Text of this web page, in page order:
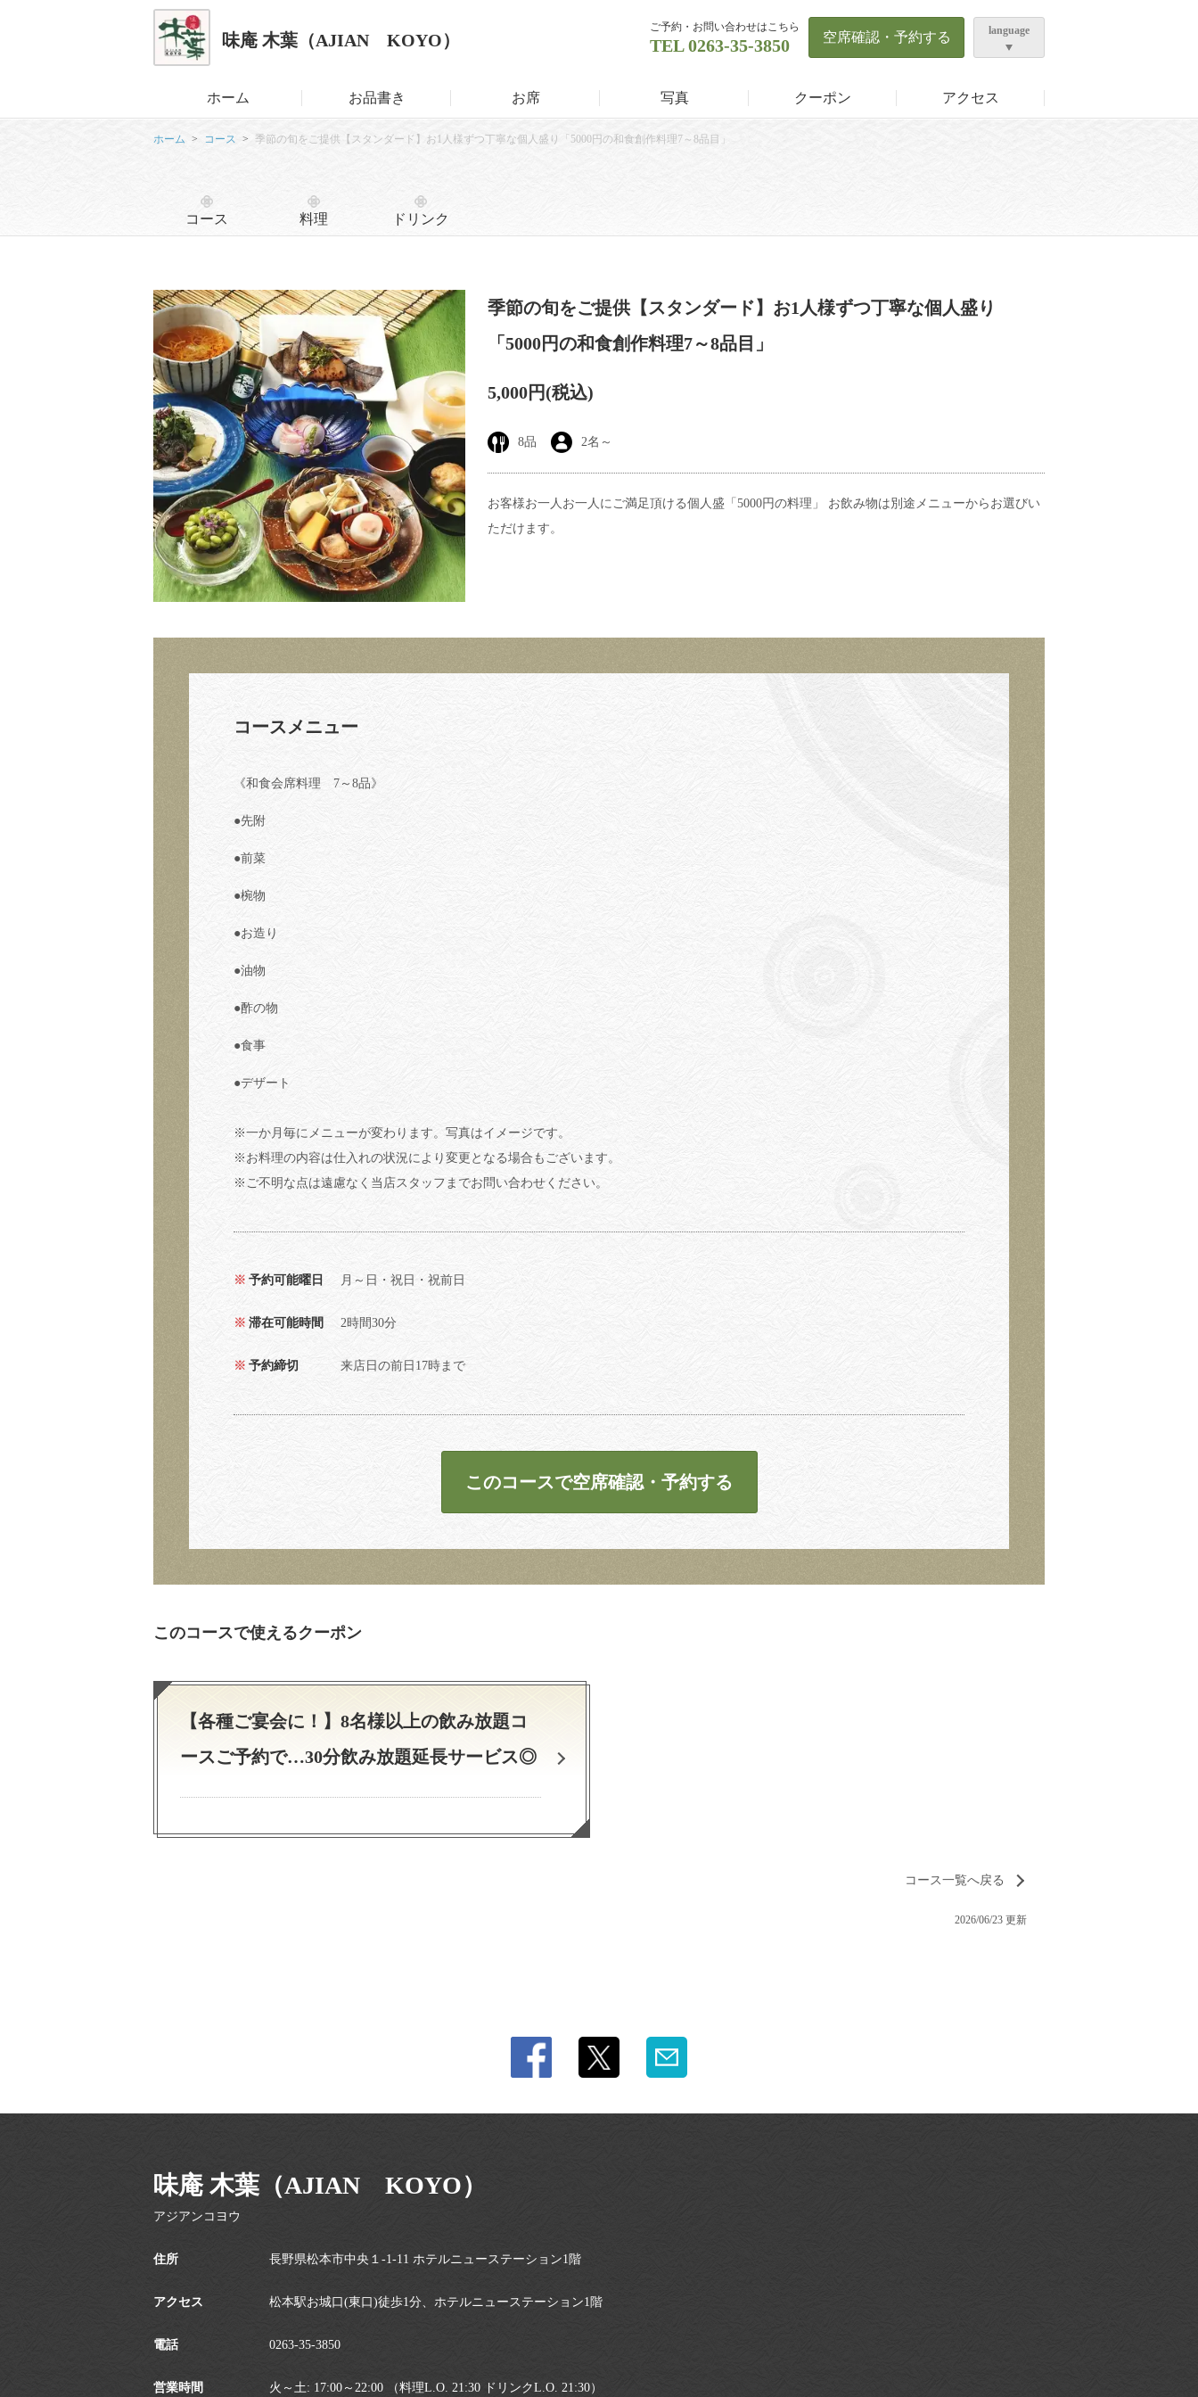
味庵 木葉（AJIAN KOYO）
ご予約・お問い合わせはこちら
TEL0263-35-3850 空席確認・予約する language
ホーム お品書き お席 写真 クーポン アクセス
ホーム コース 季節の旬をご提供【スタンダード】お1人様ずつ丁寧な個人盛り「5000円の和食創作料理7～8品目」
コース 料理 ドリンク
季節の旬をご提供【スタンダード】お1人様ずつ丁寧な個人盛り
「5000円の和食創作料理7～8品目」
5,000円(税込)
8品 2名～
お客様お一人お一人にご満足頂ける個人盛「5000円の料理」 お飲み物は別途メニューからお選びい
ただけます。
コースメニュー
《和食会席料理 7～8品》
●先附
●前菜
●椀物
●お造り
●油物
●酢の物
●食事
●デザート
※一か月毎にメニューが変わります。写真はイメージです。
※お料理の内容は仕入れの状況により変更となる場合もございます。
※ご不明な点は遠慮なく当店スタッフまでお問い合わせください。
予約可能曜日 月～日・祝日・祝前日
滞在可能時間 2時間30分
予約締切 来店日の前日17時まで
このコースで空席確認・予約する
このコースで使えるクーポン
【各種ご宴会に！】8名様以上の飲み放題コ
ースご予約で…30分飲み放題延長サービス◎
コース一覧へ戻る
2026/06/23 更新
味庵 木葉（AJIAN KOYO）
アジアンコヨウ
住所 長野県松本市中央１-1-11 ホテルニューステーション1階
アクセス 松本駅お城口(東口)徒歩1分、ホテルニューステーション1階
電話 0263-35-3850
営業時間 火～土: 17:00～22:00 （料理L.O. 21:30 ドリンクL.O. 21:30）